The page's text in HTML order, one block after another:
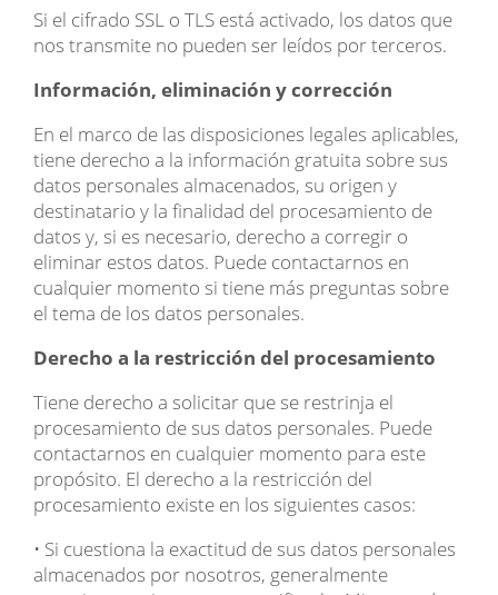
Si el cifrado SSL o TLS está activado, los datos que
nos transmite no pueden ser leídos por terceros.
Información, eliminación y corrección
En el marco de las disposiciones legales aplicables,
tiene derecho a la información gratuita sobre sus
datos personales almacenados, su origen y
destinatario y la finalidad del procesamiento de
datos y, si es necesario, derecho a corregir o
eliminar estos datos. Puede contactarnos en
cualquier momento si tiene más preguntas sobre
el tema de los datos personales.
Derecho a la restricción del procesamiento
Tiene derecho a solicitar que se restrinja el
procesamiento de sus datos personales. Puede
contactarnos en cualquier momento para este
propósito. El derecho a la restricción del
procesamiento existe en los siguientes casos:
• Si cuestiona la exactitud de sus datos personales
almacenados por nosotros, generalmente